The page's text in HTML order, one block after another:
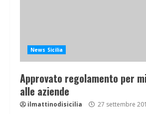
News Sicilia
Approvato regolamento per
alle aziende
ilmattinodisicilia 27 settembre